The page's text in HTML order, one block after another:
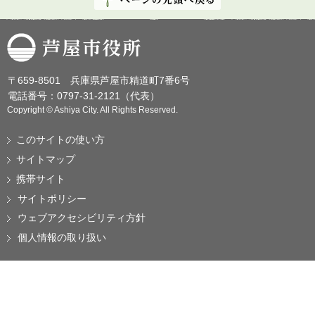
芦屋市役所
〒659-8501 兵庫県芦屋市精道町7番6号
電話番号：0797-31-2121（代表）
Copyright © Ashiya City. All Rights Reserved.
このサイトの使い方
サイトマップ
携帯サイト
サイトポリシー
ウェブアクセシビリティ方針
個人情報の取り扱い